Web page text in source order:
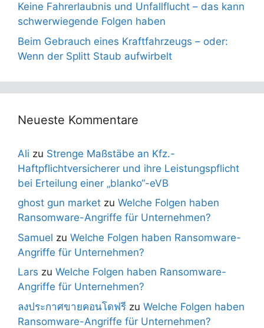
Keine Fahrerlaubnis und Unfallflucht – das kann
schwerwiegende Folgen haben
Beim Gebrauch eines Kraftfahrzeugs – oder:
Wenn der Splitt Staub aufwirbelt
Neueste Kommentare
Ali zu Strenge Maßstäbe an Kfz.-
Haftpflichtversicherer und ihre Leistungspflicht
bei Erteilung einer „blanko“-eVB
ghost gun market zu Welche Folgen haben
Ransomware-Angriffe für Unternehmen?
Samuel zu Welche Folgen haben Ransomware-
Angriffe für Unternehmen?
Lars zu Welche Folgen haben Ransomware-
Angriffe für Unternehmen?
ลงประกาศขายคอนโดฟรี zu Welche Folgen haben
Ransomware-Angriffe für Unternehmen?